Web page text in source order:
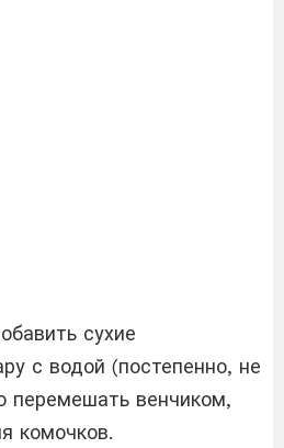
сухие
с водой (постепенно, не
перемешать венчиком,
комочков.